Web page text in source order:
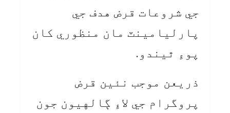
جي شروعات قرض هدف جي
پارليامينٽ مان منظوري کان
پوءِ ٿيندو.
ذريعن موجب نئين قرض
پروگرام جي لاءِ ڳالهيون جون